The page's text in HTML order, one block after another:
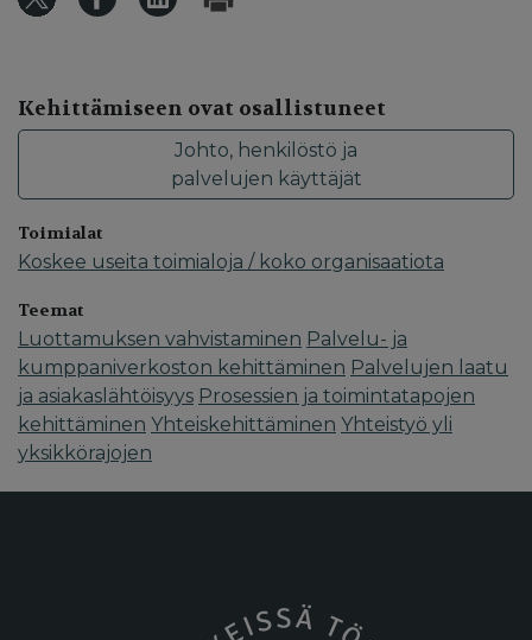
Kehittämiseen ovat osallistuneet
Johto, henkilöstö ja
palvelujen käyttäjät
Toimialat
Koskee useita toimialoja / koko organisaatiota
Teemat
Luottamuksen vahvistaminen Palvelu- ja
kumppaniverkoston kehittäminen Palvelujen laatu
ja asiakaslähtöisyys Prosessien ja toimintatapojen
kehittäminen Yhteiskehittäminen Yhteistyö yli
yksikkörajojen